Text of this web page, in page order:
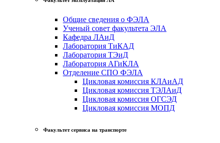
Общие сведения о ФЭЛА
Ученый совет факультета ЭЛА
Кафедра ЛАиД
Лаборатория ТиКАД
Лаборатория ТЭиД
Лаборатория АГиКЛА
Отделение СПО ФЭЛА
Цикловая комиссия КЛАиАД
Цикловая комиссия ТЭЛАиД
Цикловая комиссия ОГСЭД
Цикловая комиссия МОПД
Факультет сервиса на транспорте